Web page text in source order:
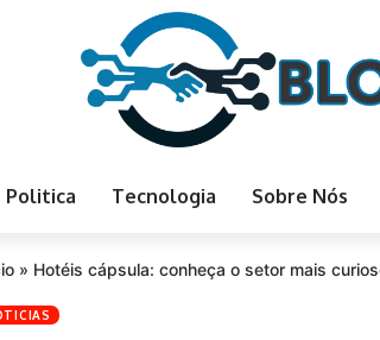
Politica Tecnologia Sobre Nós
» Hotéis cápsula: conheça o setor mais